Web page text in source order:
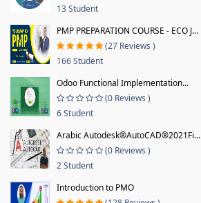
13 Student
PMP PREPARATION COURSE - ECO J...
(27 Reviews )
166 Student
Odoo Functional Implementation...
(0 Reviews )
6 Student
Arabic Autodesk®AutoCAD®2021Fi...
(0 Reviews )
2 Student
Introduction to PMO